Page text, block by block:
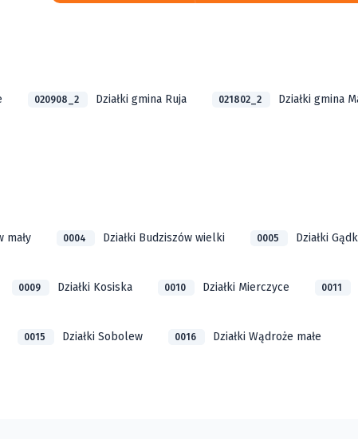
020908_2 Działki gmina Ruja 021802_2 Działki gmina
mały 0004 Działki Budziszów wielki 0005 Działki
0009 Działki Kosiska 0010 Działki Mierczyce 0011
0015 Działki Sobolew 0016 Działki Wądroże małe